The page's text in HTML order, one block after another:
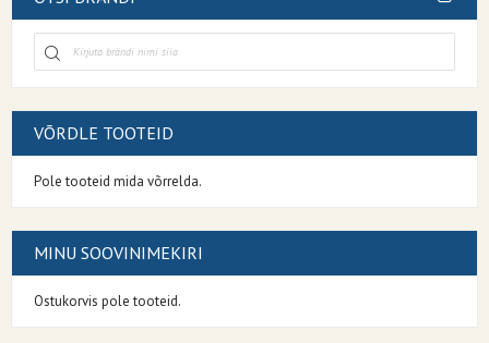
VÕRDLE TOOTEID
Pole tooteid mida võrrelda.
MINU SOOVINIMEKIRI
Ostukorvis pole tooteid.